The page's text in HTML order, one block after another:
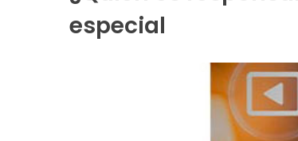
especial